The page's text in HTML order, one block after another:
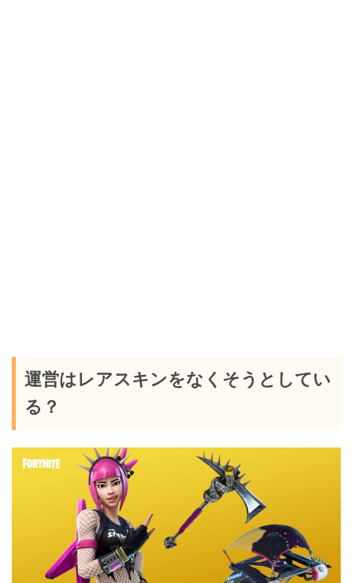
運営はレアスキンをなくそうとしてい
る？